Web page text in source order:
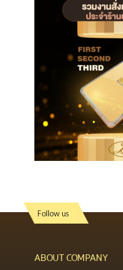
Follow us
ABOUT COMPANY